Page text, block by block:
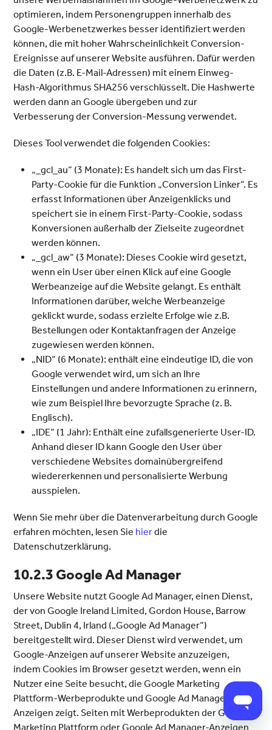
optimieren, indem Personengruppen innerhalb des
Google-Werbenetzwerkes besser identifiziert werden
können, die mit hoher Wahrscheinlichkeit Conversion-
Ereignisse auf unserer Website ausführen. Dafür werden
die Daten (z.B. E-Mail-Adressen) mit einem Einweg-
Hash-Algorithmus SHA256 verschlüsselt. Die Hashwerte
werden dann an Google übergeben und zur
Verbesserung der Conversion-Messung verwendet.
Dieses Tool verwendet die folgenden Cookies:
„_gcl_au“ (3 Monate): Es handelt sich um das First-
Party-Cookie für die Funktion „Conversion Linker“. Es
erfasst Informationen über Anzeigenklicks und
speichert sie in einem First-Party-Cookie, sodass
Konversionen außerhalb der Zielseite zugeordnet
werden können.
„_gcl_aw“ (3 Monate): Dieses Cookie wird gesetzt,
wenn ein User über einen Klick auf eine Google
Werbeanzeige auf die Website gelangt. Es enthält
Informationen darüber, welche Werbeanzeige
geklickt wurde, sodass erzielte Erfolge wie z.B.
Bestellungen oder Kontaktanfragen der Anzeige
zugewiesen werden können.
„NID“ (6 Monate): enthält eine eindeutige ID, die von
Google verwendet wird, um sich an Ihre
Einstellungen und andere Informationen zu erinnern,
wie zum Beispiel Ihre bevorzugte Sprache (z. B.
Englisch).
„IDE“ (1 Jahr): Enthält eine zufallsgenerierte User-ID.
Anhand dieser ID kann Google den User über
verschiedene Websites domainübergreifend
wiedererkennen und personalisierte Werbung
ausspielen.
Wenn Sie mehr über die Datenverarbeitung durch Google
erfahren möchten, lesen Sie hierdie
Datenschutzerklärung.
10.2.3 Google Ad Manager
Unsere Website nutzt Google Ad Manager, einen Dienst,
der von Google Ireland Limited, Gordon House, Barrow
Street, Dublin 4, Irland („Google Ad Manager“)
bereitgestellt wird. Dieser Dienst wird verwendet, um
Google-Anzeigen auf unserer Website anzuzeigen,
indem Cookies im Browser gesetzt werden, wenn ein
Nutzer eine Seite besucht, die Google Marketing
Plattform-Werbeprodukte und Google Ad Manager-
Anzeigen zeigt. Seiten mit Werbeprodukten der Google
Marketing Plattform oder Google Ad Manager-Anzeigen